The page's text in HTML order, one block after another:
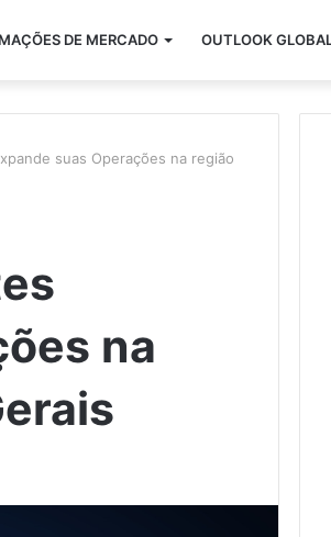
DE MERCADO OUTLOOK
suas Operações na região
na